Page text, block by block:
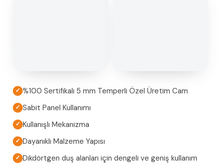
✓ %100 Sertifikalı 5 mm Temperli Özel Üretim Cam
✓ Sabit Panel Kullanımı
✓ Kullanışlı Mekanizma
✓ Dayanıklı Malzeme Yapısı
✓ Dikdörtgen duş alanları için dengeli ve geniş kullanım